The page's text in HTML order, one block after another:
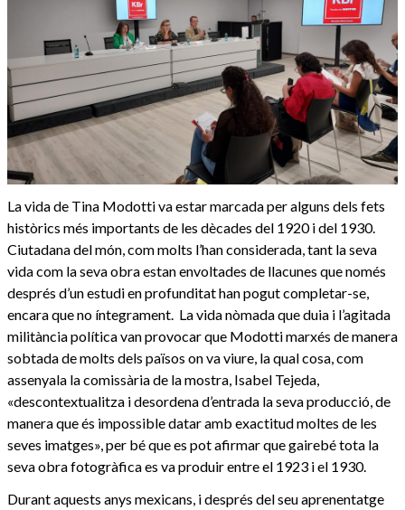
La vida de Tina Modotti va estar marcada per alguns dels fets
històrics més importants de les dècades del 1920 i del 1930.
Ciutadana del món, com molts l’han considerada, tant la seva
vida com la seva obra estan envoltades de llacunes que només
després d’un estudi en profunditat han pogut completar-se,
encara que no íntegrament. La vida nòmada que duia i l’agitada
militància política van provocar que Modotti marxés de manera
sobtada de molts dels països on va viure, la qual cosa, com
assenyala la comissària de la mostra, Isabel Tejeda,
«descontextualitza i desordena d’entrada la seva producció, de
manera que és impossible datar amb exactitud moltes de les
seves imatges», per bé que es pot afirmar que gairebé tota la
seva obra fotogràfica es va produir entre el 1923 i el 1930.
Durant aquests anys mexicans, i després del seu aprenentatge